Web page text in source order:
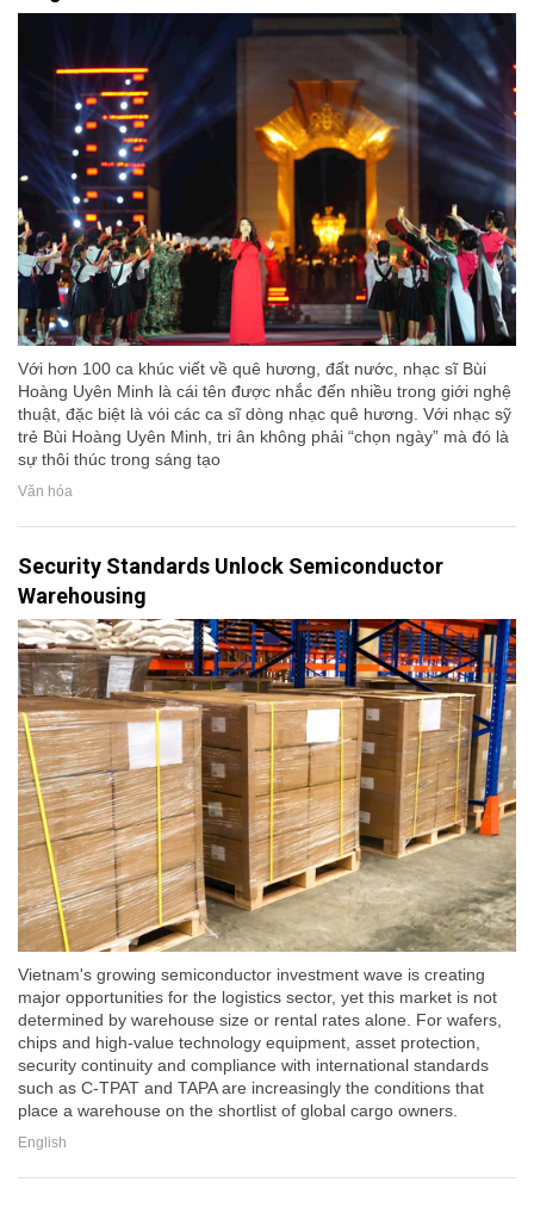
Với hơn 100 ca khúc viết về quê hương, đất nước, nhạc sĩ Bùi
Hoàng Uyên Minh là cái tên được nhắc đến nhiều trong giới nghệ
thuật, đặc biệt là vói các ca sĩ dòng nhạc quê hương. Với nhạc sỹ
trẻ Bùi Hoàng Uyên Minh, tri ân không phải “chọn ngày” mà đó là
sự thôi thúc trong sáng tạo
Văn hóa
Security Standards Unlock Semiconductor
Warehousing
Vietnam's growing semiconductor investment wave is creating
major opportunities for the logistics sector, yet this market is not
determined by warehouse size or rental rates alone. For wafers,
chips and high-value technology equipment, asset protection,
security continuity and compliance with international standards
such as C-TPAT and TAPA are increasingly the conditions that
place a warehouse on the shortlist of global cargo owners.
English